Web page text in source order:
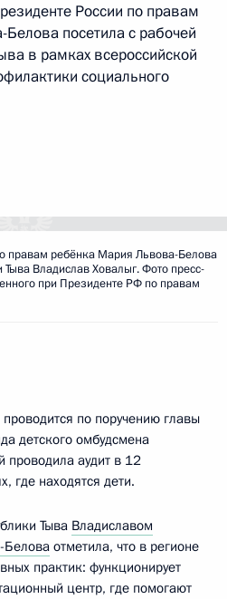
России по правам
посетила с рабочей
в рамках всероссийской
социального
правам ребёнка Мария Львова-Белова
Тыва Владислав Ховалыг. Фото пресс-
при Президенте РФ по правам
по поручению главы
детского омбудсмена
проводила аудит в 12
где находятся дети.
Тыва Владиславом
Белова отметила, что в регионе
практик: функционирует
центр, где помогают